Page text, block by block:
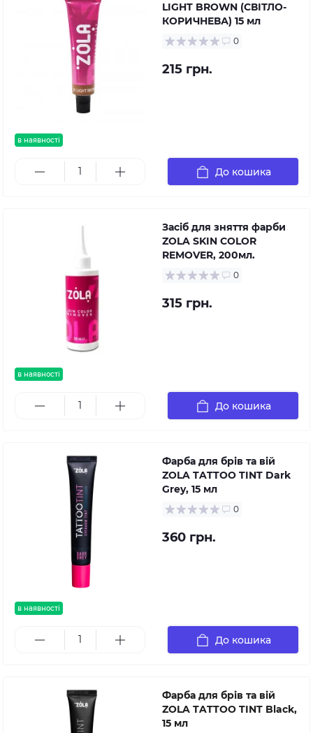
в наявності
LIGHT BROWN (СВІТЛО-
КОРИЧНЕВА) 15 мл
0
215 грн.
До кошика
в наявності
Засіб для зняття фарби
ZOLA SKIN COLOR
REMOVER, 200мл.
0
315 грн.
До кошика
в наявності
Фарба для брів та вій
ZOLA TATTOO TINT Dark
Grey, 15 мл
0
360 грн.
До кошика
Фарба для брів та вій
ZOLA TATTOO TINT Black,
15 мл